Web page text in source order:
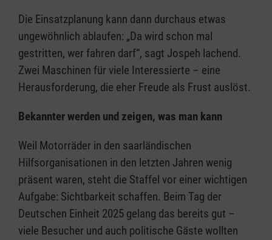
Die Einsatzplanung kann dann durchaus etwas
ungewöhnlich ablaufen: „Da wird schon mal
gestritten, wer fahren darf“, sagt Jospeh lachend.
Zwei Maschinen für viele Interessierte – eine
Herausforderung, die eher Freude als Frust auslöst.
Bekannter werden und zeigen, was man kann
Weil Motorräder in den saarländischen
Hilfsorganisationen in den letzten Jahren wenig
präsent waren, steht die Staffel vor einer wichtigen
Aufgabe: Sichtbarkeit schaffen. Beim Tag der
Deutschen Einheit 2025 gelang das bereits gut –
viele Besucher und auch politische Gäste wollten